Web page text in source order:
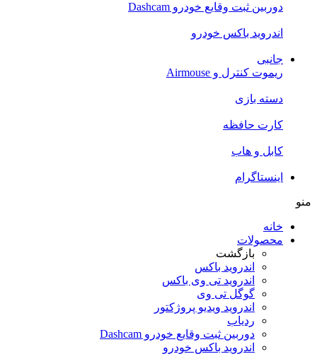
دوربین ثبت وقایع خودرو Dashcam
اندروید باکس خودرو
جانبی
ریموت کنترل و Airmouse
دسته بازی
کارت حافظه
کابل و هاب
اینستاگرام
منو
خانه
محصولات
بازگشت
اندروید باکس
اندروید تی‌ وی باکس
گوگل تی وی
اندروید ویدیو پروژکتور
ردیاب
دوربین ثبت وقایع خودرو Dashcam
اندروید باکس خودرو